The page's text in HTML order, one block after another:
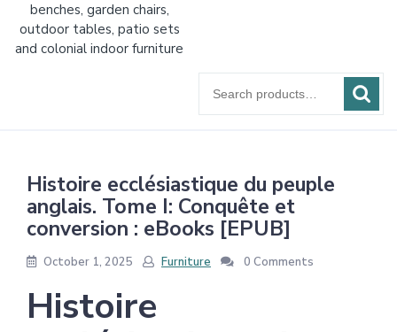
benches, garden chairs,
outdoor tables, patio sets
and colonial indoor furniture
for:
Histoire ecclésiastique du peuple
anglais. Tome I: Conquête et
conversion : eBooks [EPUB]
October 1, 2025 Furniture 0 Comments
Histoire